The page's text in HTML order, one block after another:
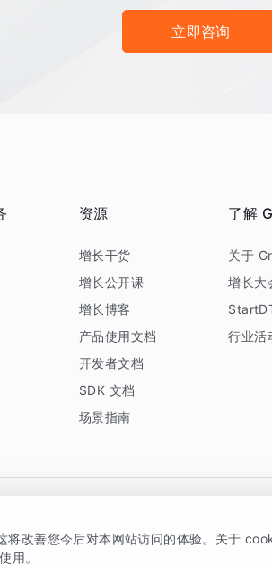
立即咨询
资源
增长干货
增长公开课
增长博客
产品使用文档
开发者文档
SDK 文档
场景指南
了解
关于
增长大
行业活
号
改善您今后对本网站访问的体验。关于
用。